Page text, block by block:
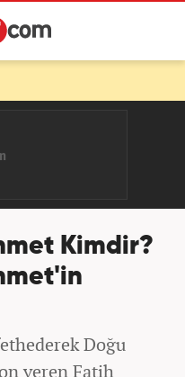
Kimdir?
Doğu
veren Fatih